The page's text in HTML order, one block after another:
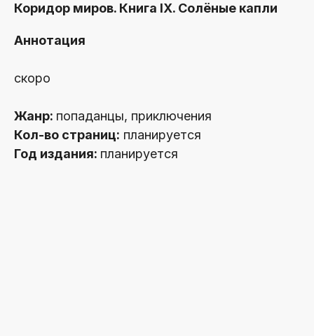
Коридор миров. Книга IX. Солёные капли
Аннотация
скоро
Жанр: попаданцы, приключения
Кол-во страниц: планируется
Год издания: планируется